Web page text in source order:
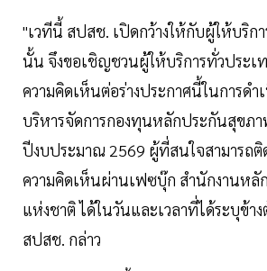
"เวทีนี้ สปสช. เปิดกว้างให้กับผู้ให้บริก
นั้น จึงขอเชิญชวนผู้ให้บริการทั่วประเ
ความคิดเห็นต่อร่างประกาศนี้ในการดำ
บริหารจัดการกองทุนหลักประกันสุขภ
ปีงบประมาณ 2569 ผู้ที่สนใจสามารถติ
ความคิดเห็นผ่านเฟซบุ๊ก สำนักงานห
แห่งชาติ ได้ในวันและเวลาที่ได้ระบุข้าง
สปสช. กล่าว